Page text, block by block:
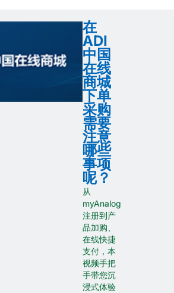
在
ADI
中国
在线
商城
下单
采购
需要
注意
哪些
事项
呢？
从
myAnalog
注册到产
品加购、
在线快捷
支付，本
视频手把
手带您沉
浸式体验